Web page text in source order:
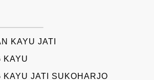
KAYU JATI
KAYU
KAYU JATI SUKOHARJO